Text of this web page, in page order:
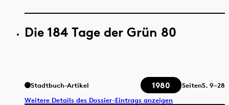
Die 184 Tage der Grün 80
Stadtbuch-Artikel 1980 SeitenS. 9–28
Weitere Details des Dossier-Eintrags anzeigen